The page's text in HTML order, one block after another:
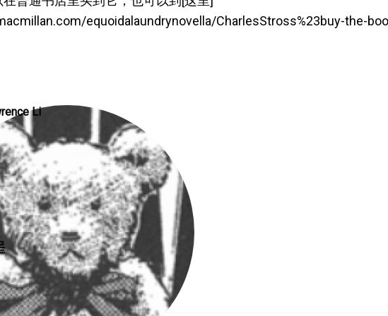
equoidalaundrynovella/CharlesStross%23buy-the-
Li